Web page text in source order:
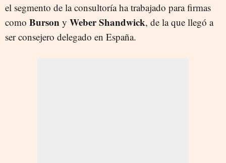
el segmento de la consultoría ha trabajado para firmas
como Burson y Weber Shandwick, de la que llegó a
ser consejero delegado en España.